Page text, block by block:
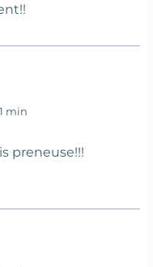
min
preneuse!!!